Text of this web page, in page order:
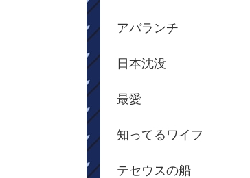
アバランチ
日本沈没
最愛
知ってるワイフ
テセウスの船